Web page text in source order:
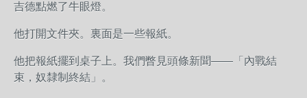
吉德點燃了牛眼燈。
他打開文件夾。裏面是一些報紙。
他把報紙擺到桌子上。我們瞥見頭條新聞——「內戰結
束，奴隸制終結」。